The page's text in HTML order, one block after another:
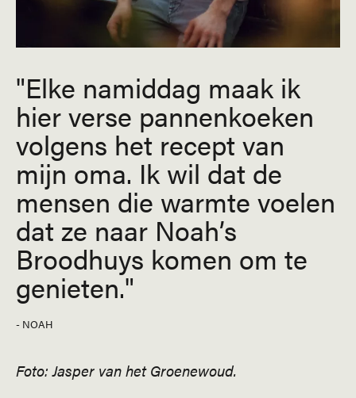
Elke namiddag maak ik
hier verse pannenkoeken
volgens het recept van
mijn oma. Ik wil dat de
mensen die warmte voelen
dat ze naar Noah’s
Broodhuys komen om te
genieten.
- NOAH
Foto: Jasper van het Groenewoud.